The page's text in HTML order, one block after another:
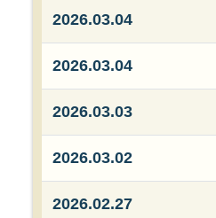
2026.03.04
2026.03.04
2026.03.03
2026.03.02
2026.02.27